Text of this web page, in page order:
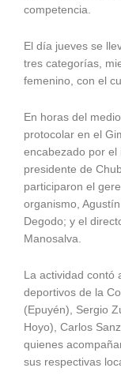
competencia.
El día jueves se
tres categorías,
femenino, con el
En horas del
protocolar en el
encabezado por el
presidente de
participaron el
organismo,
Degodo; y el
Manosalva.
La actividad contó
deportivos de la
(Epuyén), Sergio
Hoyo), Carlos
quienes
sus respectivas